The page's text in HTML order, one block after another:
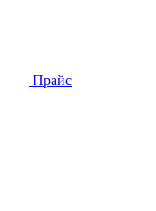
Прайс